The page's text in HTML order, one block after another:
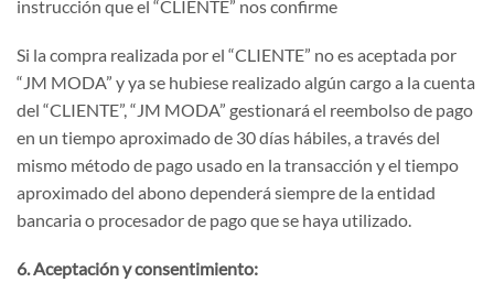
instrucción que el “CLIENTE” nos confirme
Si la compra realizada por el “CLIENTE” no es aceptada por
“JM MODA” y ya se hubiese realizado algún cargo a la cuenta
del “CLIENTE”, “JM MODA” gestionará el reembolso de pago
en un tiempo aproximado de 30 días hábiles, a través del
mismo método de pago usado en la transacción y el tiempo
aproximado del abono dependerá siempre de la entidad
bancaria o procesador de pago que se haya utilizado.
6. Aceptación y consentimiento: